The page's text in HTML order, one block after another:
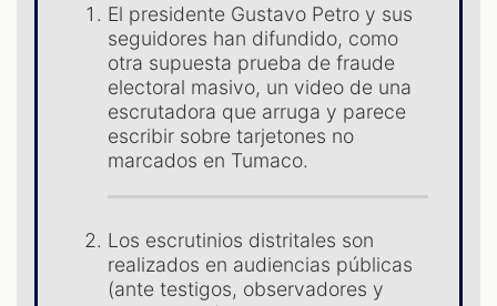
El presidente Gustavo Petro y sus
seguidores han difundido, como
otra supuesta prueba de fraude
electoral masivo, un video de una
escrutadora que arruga y parece
escribir sobre tarjetones no
marcados en Tumaco.
Los escrutinios distritales son
realizados en audiencias públicas
(ante testigos, observadores y